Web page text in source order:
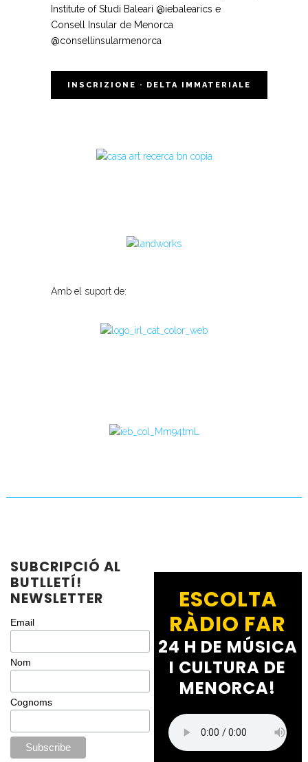
Institute of Studi Baleari @iebalearics e
Consell Insular de Menorca
@consellinsularmenorca
INSCRIZIONE · DELTA IMMATERIALE
Amb el suport de:
SUBCRIPCIÓ AL
BUTLLETÍ!
NEWSLETTER
Email
Nom
Cognoms
ESCOLTA
RÀDIO FAR
24 H DE MÚSICA
I CULTURA DE
MENORCA!